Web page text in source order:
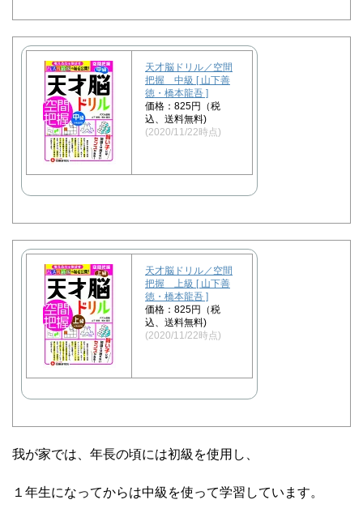
天才脳ドリル／空間
把握 中級 [ 山下善
徳・橋本龍吾 ]
価格：825円（税
込、送料無料)
(2020/11/22時点)
天才脳ドリル／空間
把握 上級 [ 山下善
徳・橋本龍吾 ]
価格：825円（税
込、送料無料)
(2020/11/22時点)
我が家では、年長の頃には初級を使用し、
１年生になってからは中級を使って学習しています。